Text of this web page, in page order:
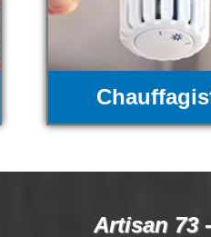
Artisan 73